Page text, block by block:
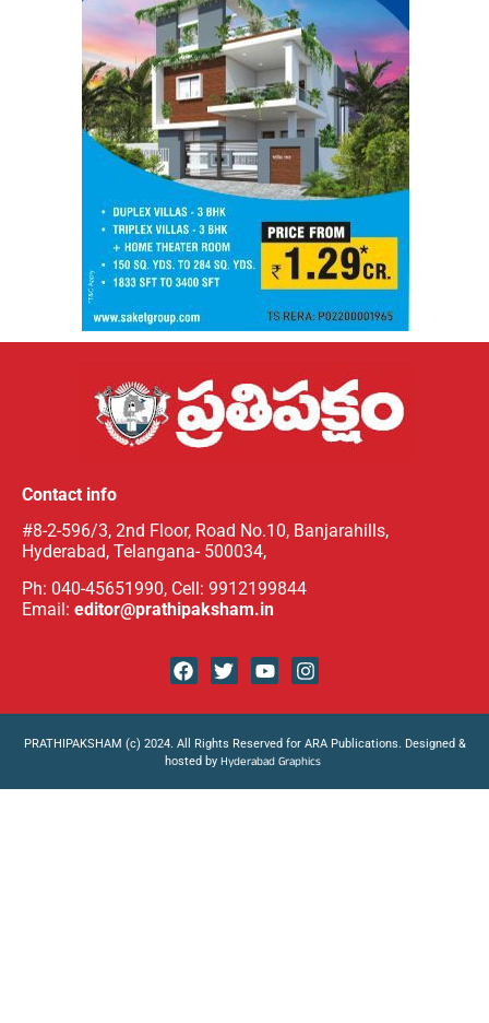
Contact info
#8-2-596/3, 2nd Floor, Road No.10, Banjarahills,
Hyderabad, Telangana- 500034,
Ph: 040-45651990, Cell: 9912199844
Email: editor@prathipaksham.in
PRATHIPAKSHAM (c) 2024. All Rights Reserved for ARA Publications. Designed &
hosted by Hyderabad Graphics